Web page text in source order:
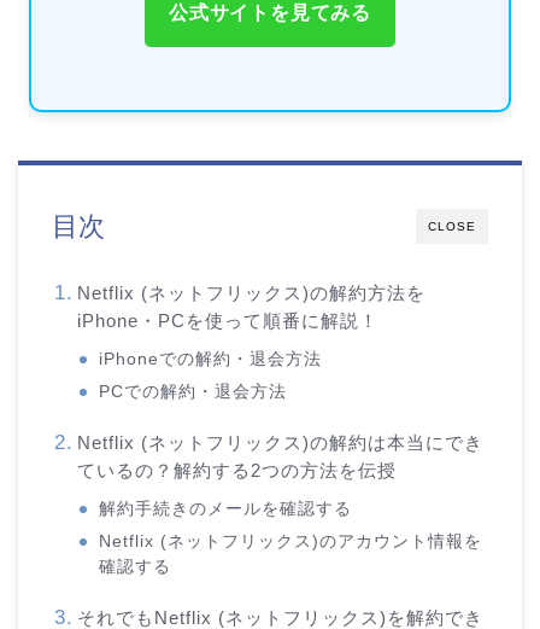
公式サイトを見てみる
CLOSE
目次
Netflix (ネットフリックス)の解約方法を
iPhone・PCを使って順番に解説！
iPhoneでの解約・退会方法
PCでの解約・退会方法
Netflix (ネットフリックス)の解約は本当にでき
ているの？解約する2つの方法を伝授
解約手続きのメールを確認する
Netflix (ネットフリックス)のアカウント情報を
確認する
それでもNetflix (ネットフリックス)を解約でき